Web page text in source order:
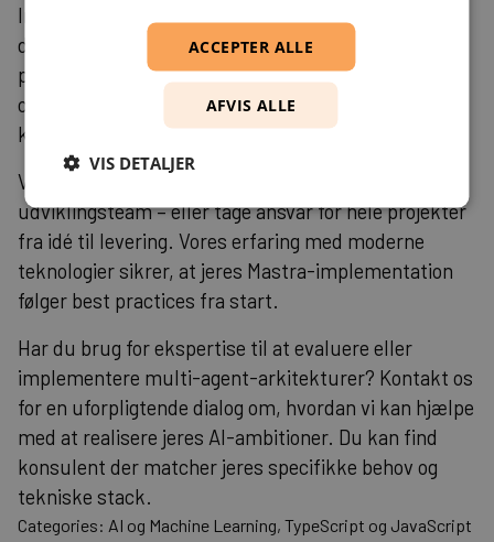
Implementér kontinuerlig monitoring og etablér
dashboards, der giver real-time indsigt i systemets
performance. Dette gør det muligt at identificere
optimeringsmuligheder og justere agent-
konfigurationer baseret på faktisk usage-patterns.
Vi kan indgå som en ekstra hånd i jeres
udviklingsteam – eller tage ansvar for hele projekter
fra idé til levering. Vores erfaring med moderne
teknologiersikrer, at jeres Mastra-implementation
følger best practices fra start.
Har du brug for ekspertise til at evaluere eller
implementere multi-agent-arkitekturer? Kontakt os
for en uforpligtende dialog om, hvordan vi kan hjælpe
med at realisere jeres AI-ambitioner. Du kan find
konsulent der matcher jeres specifikke behov og
tekniske stack.
Categories: AI og Machine Learning, TypeScript og JavaScript
ACCEPTER ALLE
AFVIS ALLE
VIS DETALJER